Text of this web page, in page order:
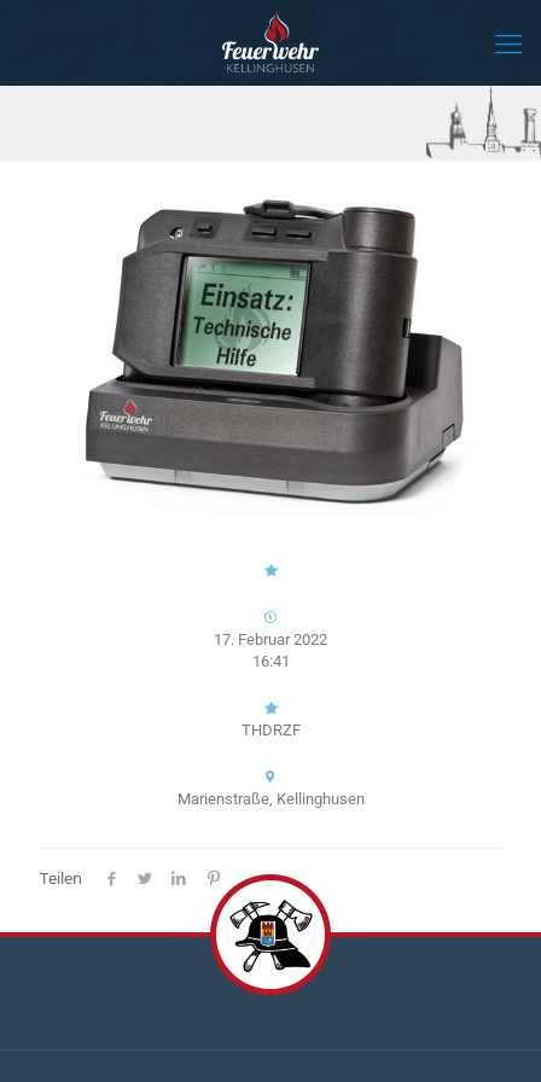
17. Februar 2022
16:41
THDRZF
Marienstraße, Kellinghusen
Teilen